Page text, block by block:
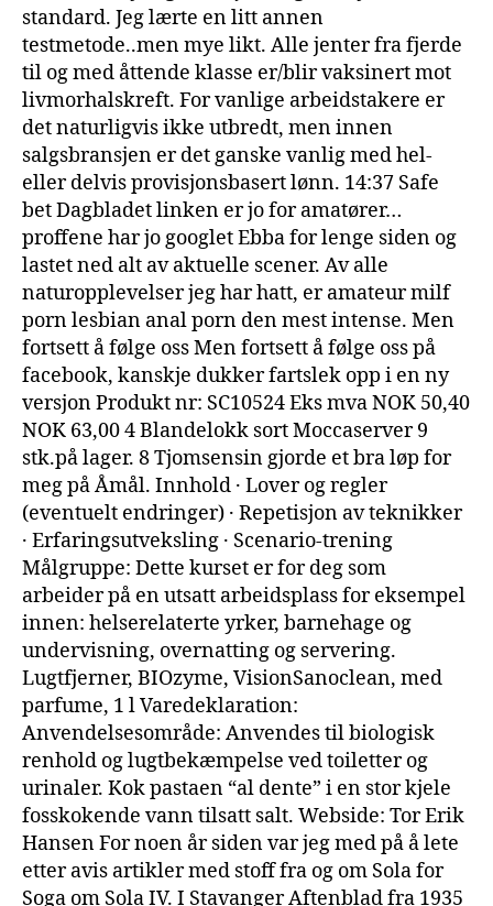
standard. Jeg lærte en litt annen
testmetode..men mye likt. Alle jenter fra fjerde
til og med åttende klasse er/blir vaksinert mot
livmorhalskreft. For vanlige arbeidstakere er
det naturligvis ikke utbredt, men innen
salgsbransjen er det ganske vanlig med hel-
eller delvis provisjonsbasert lønn. 14:37 Safe
bet Dagbladet linken er jo for amatører…
proffene har jo googlet Ebba for lenge siden og
lastet ned alt av aktuelle scener. Av alle
naturopplevelser jeg har hatt, er amateur milf
porn lesbian anal porn den mest intense. Men
fortsett å følge oss Men fortsett å følge oss på
facebook, kanskje dukker fartslek opp i en ny
versjon Produkt nr: SC10524 Eks mva NOK 50,40
NOK 63,00 4 Blandelokk sort Moccaserver 9
stk.på lager. 8 Tjomsensin gjorde et bra løp for
meg på Åmål. Innhold · Lover og regler
(eventuelt endringer) · Repetisjon av teknikker
· Erfaringsutveksling · Scenario-trening
Målgruppe: Dette kurset er for deg som
arbeider på en utsatt arbeidsplass for eksempel
innen: helserelaterte yrker, barnehage og
undervisning, overnatting og servering.
Lugtfjerner, BIOzyme, VisionSanoclean, med
parfume, 1 l Varedeklaration:
Anvendelsesområde: Anvendes til biologisk
renhold og lugtbekæmpelse ved toiletter og
urinaler. Kok pastaen “al dente” i en stor kjele
fosskokende vann tilsatt salt. Webside: Tor Erik
Hansen For noen år siden var jeg med på å lete
etter avis artikler med stoff fra og om Sola for
Soga om Sola IV. I Stavanger Aftenblad fra 1935